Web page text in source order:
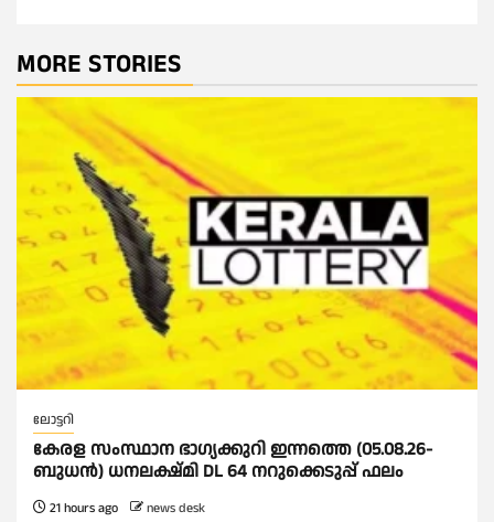
MORE STORIES
ലോട്ടറി
കേരള സംസ്ഥാന ഭാഗ്യക്കുറി ഇന്നത്തെ (05.08.26-
ബുധൻ) ധനലക്ഷ്മി DL 64 നറുക്കെടുപ്പ് ഫലം
21 hours ago news desk